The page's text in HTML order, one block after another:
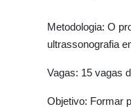
Metodologia: O
ultrassonografia
Vagas: 15 vagas
Objetivo: Formar